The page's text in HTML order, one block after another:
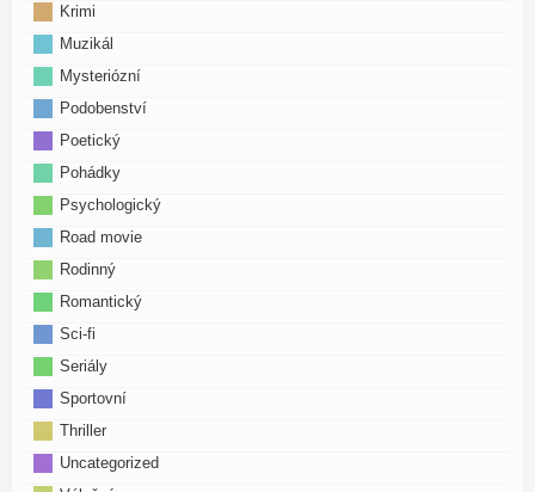
Krimi
Muzikál
Mysteriózní
Podobenství
Poetický
Pohádky
Psychologický
Road movie
Rodinný
Romantický
Sci-fi
Seriály
Sportovní
Thriller
Uncategorized